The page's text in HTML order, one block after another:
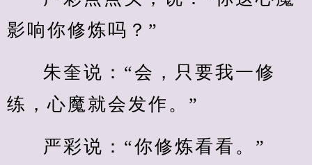
影响你修炼吗？”
朱奎说：“会，只要我一修
练，心魔就会发作。”
严彩说：“你修炼看看。”